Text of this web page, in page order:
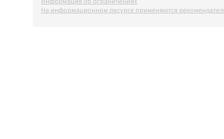
На информационном ресурсе применяются